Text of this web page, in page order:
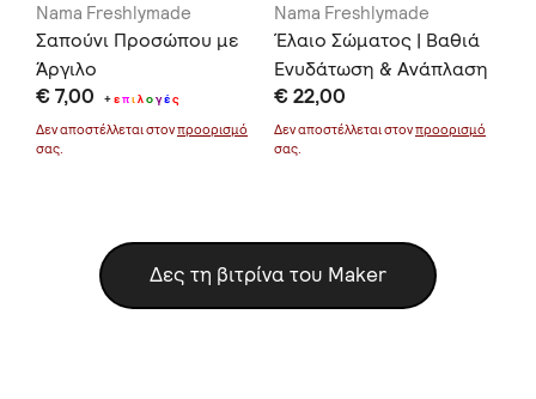
Nama Freshlymade
Σαπούνι Προσώπου με
Άργιλο
€ 7,00 +επιλογές
Δεν αποστέλλεται στονπροορισμό
σας.
Nama Freshlymade
Έλαιο Σώματος | Βαθιά
Ενυδάτωση & Ανάπλαση
€ 22,00
Δεν αποστέλλεται στονπροορισμό
σας.
Δες τη βιτρίνα του Maker